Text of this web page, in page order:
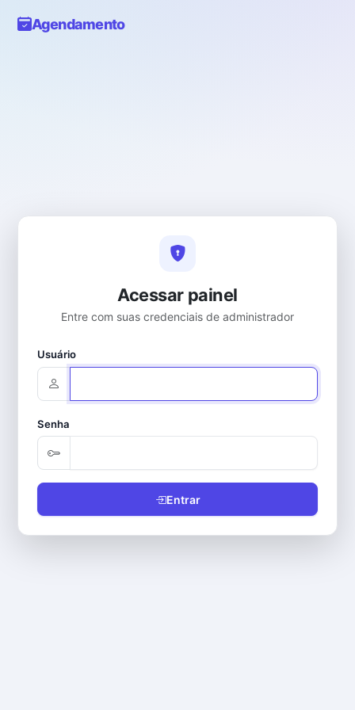
Agendamento
Acessar painel
Entre com suas credenciais de administrador
Usuário
Senha
Entrar